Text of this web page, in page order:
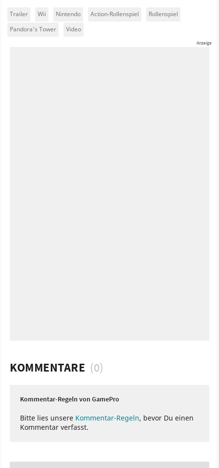
Trailer Wii Nintendo Action-Rollenspiel
Rollenspiel
Pandora's Tower
Video
KOMMENTARE (0)
Kommentar-Regeln von GamePro
Bitte lies unsere Kommentar-Regeln, bevor Du einen
Kommentar verfasst.